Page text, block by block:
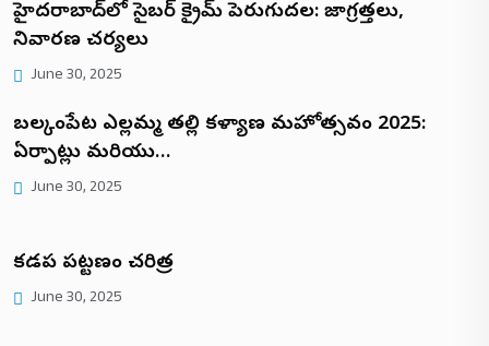
హైదరాబాద్‌లో సైబర్ క్రైమ్ పెరుగుదల: జాగ్రత్తలు,
నివారణ చర్యలు
June 30, 2025
బల్కంపేట ఎల్లమ్మ తల్లి కళ్యాణ మహోత్సవం 2025:
ఏర్పాట్లు మరియు…
June 30, 2025
కడప పట్టణం చరిత్ర
June 30, 2025